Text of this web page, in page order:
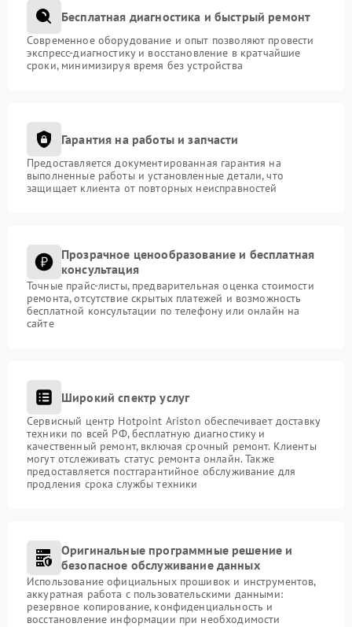
Бесплатная диагностика и быстрый ремонт
Современное оборудование и опыт позволяют провести
экспресс-диагностику и восстановление в кратчайшие
сроки, минимизируя время без устройства
Гарантия на работы и запчасти
Предоставляется документированная гарантия на
выполненные работы и установленные детали, что
защищает клиента от повторных неисправностей
Прозрачное ценообразование и бесплатная
консультация
Точные прайс-листы, предварительная оценка стоимости
ремонта, отсутствие скрытых платежей и возможность
бесплатной консультации по телефону или онлайн на
сайте
Широкий спектр услуг
Сервисный центр Hotpoint Ariston обеспечивает доставку
техники по всей РФ, бесплатную диагностику и
качественный ремонт, включая срочный ремонт. Клиенты
могут отслеживать статус ремонта онлайн. Также
предоставляется постгарантийное обслуживание для
продления срока службы техники
Оригинальные программные решение и
безопасное обслуживание данных
Использование официальных прошивок и инструментов,
аккуратная работа с пользовательскими данными:
резервное копирование, конфиденциальность и
восстановление информации при необходимости